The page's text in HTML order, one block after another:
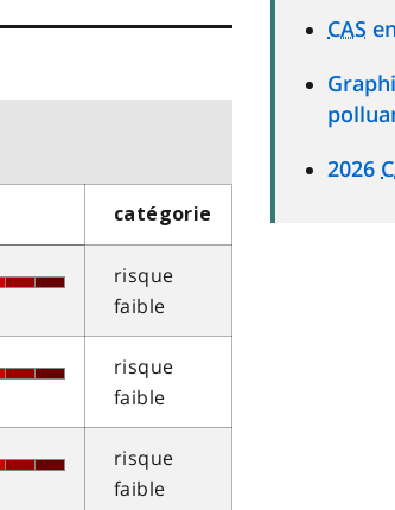
catégorie
risque
faible
risque
faible
risque
faible
CAS
2026